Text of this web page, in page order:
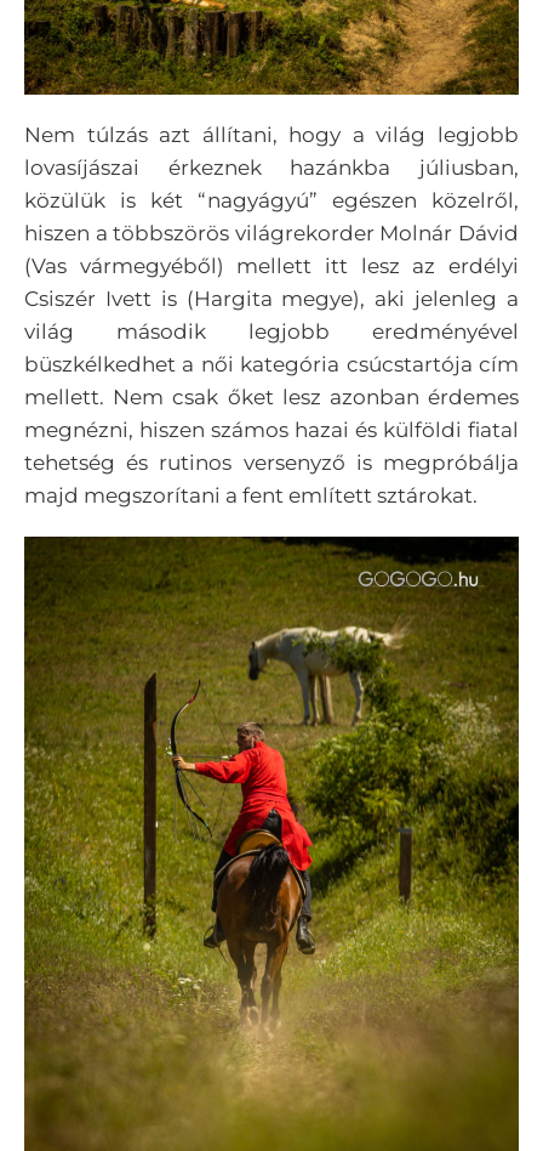
Nem túlzás azt állítani, hogy a világ legjobb
lovasíjászai érkeznek hazánkba júliusban,
közülük is két “nagyágyú” egészen közelről,
hiszen a többszörös világrekorder Molnár Dávid
(Vas vármegyéből) mellett itt lesz az erdélyi
Csiszér Ivett is (Hargita megye), aki jelenleg a
világ második legjobb eredményével
büszkélkedhet a női kategória csúcstartója cím
mellett. Nem csak őket lesz azonban érdemes
megnézni, hiszen számos hazai és külföldi fiatal
tehetség és rutinos versenyző is megpróbálja
majd megszorítani a fent említett sztárokat.